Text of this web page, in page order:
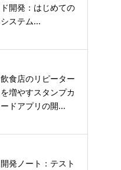
ド開発：はじめての
システム...
飲食店のリピーター
を増やすスタンプカ
ードアプリの開...
開発ノート：テスト